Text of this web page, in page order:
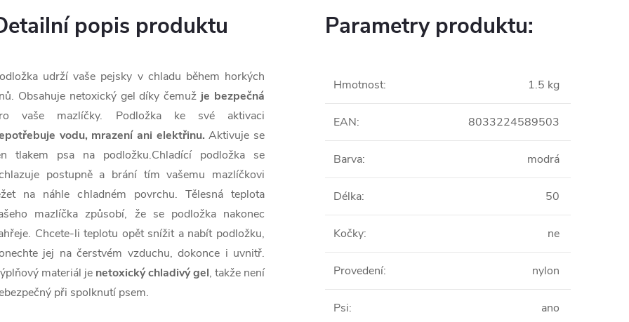
popis produktu
udrží vaše pejsky v chladu během horkých
Obsahuje netoxický gel díky čemuž je bezpečná
vaše mazlíčky. Podložka ke své aktivaci
vodu, mrazení ani elektřinu. Aktivuje se
tlakem psa na podložku.Chladící podložka se
postupně a brání tím vašemu mazlíčkovi
na náhle chladném povrchu. Tělesná teplota
mazlíčka způsobí, že se podložka nakonec
Chcete-li teplotu opět snížit a nabít podložku,
jej na čerstvém vzduchu, dokonce i uvnitř.
materiál je netoxický chladivý gel, takže není
při spolknutí psem.
Parametry produktu:
Hmotnost: 1.5 kg
EAN: 8033224589503
Barva: modrá
Délka: 50
Kočky: ne
Provedení: nylon
Psi: ano